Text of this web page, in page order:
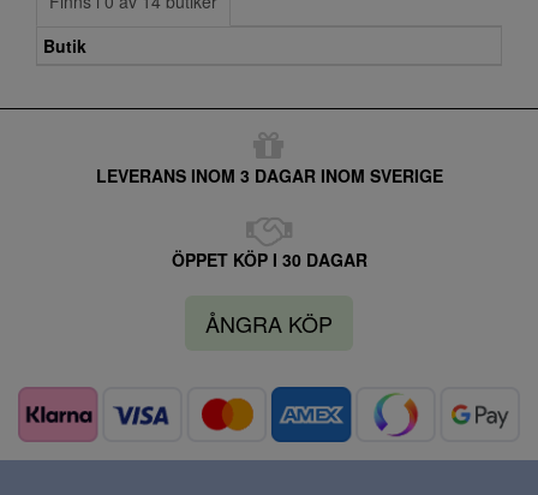
Butik
LEVERANS INOM 3 DAGAR INOM SVERIGE
ÖPPET KÖP I 30 DAGAR
ÅNGRA KÖP